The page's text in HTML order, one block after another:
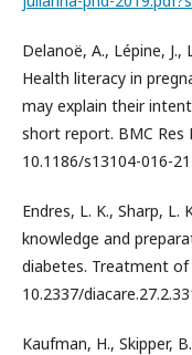
Delanoë, A., Lépine,
Health literacy in
may explain their
short report. BMC Res
10.1186/s13104-016-
Endres, L. K., Sharp, L.
knowledge and
diabetes. Treatment of
10.2337/
Kaufman, H., Skipper,